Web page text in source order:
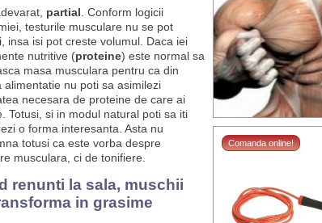
Comanda online!
partial . Conform logicii
testurile musculare nu se pot
insa isi pot creste volumul. Daca iei
nutritive (proteine) este normal sa
masa musculara pentru ca din
alimentatie nu poti sa asimilezi
necesara de proteine de care ai
Totusi, si in modul natural poti sa iti
o forma interesanta. Asta nu
totusi ca este vorba despre
musculara, ci de tonifiere.
renunti la sala, muschii
in grasime